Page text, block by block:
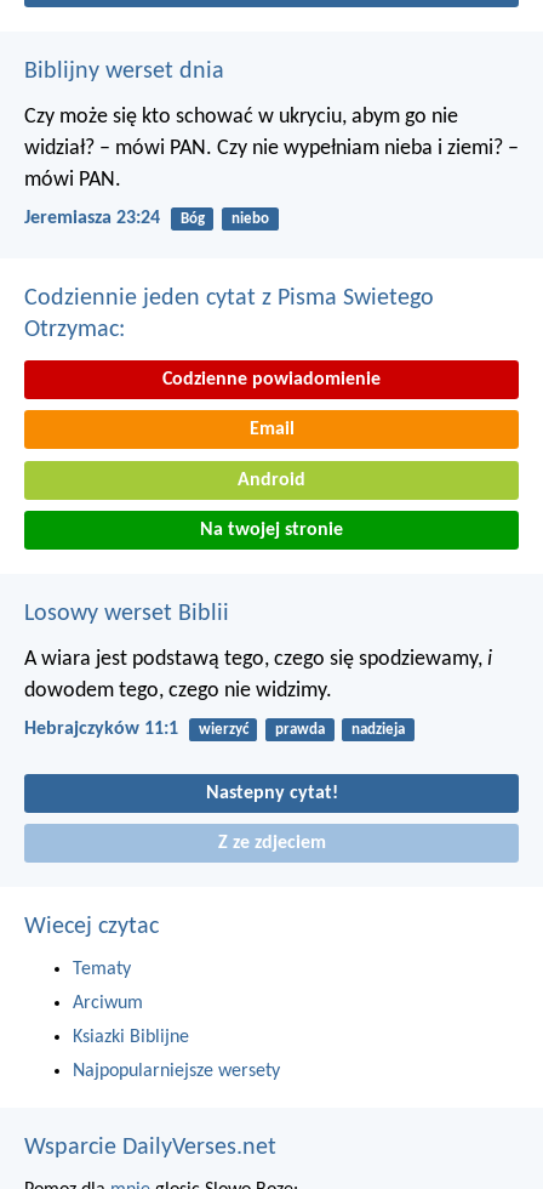
Biblijny werset dnia
Czy może się kto schować w ukryciu, abym go nie
widział? – mówi PAN. Czy nie wypełniam nieba i ziemi? –
mówi PAN.
Jeremiasza 23:24 Bóg niebo
Codziennie jeden cytat z Pisma Swietego
Otrzymac:
Codzienne powiadomienie
Email
Android
Na twojej stronie
Losowy werset Biblii
A wiara jest podstawą tego, czego się spodziewamy, i
dowodem tego, czego nie widzimy.
Hebrajczyków 11:1 wierzyć prawda nadzieja
Nastepny cytat!
Z ze zdjeciem
Wiecej czytac
Tematy
Arciwum
Ksiazki Biblijne
Najpopularniejsze wersety
Wsparcie DailyVerses.net